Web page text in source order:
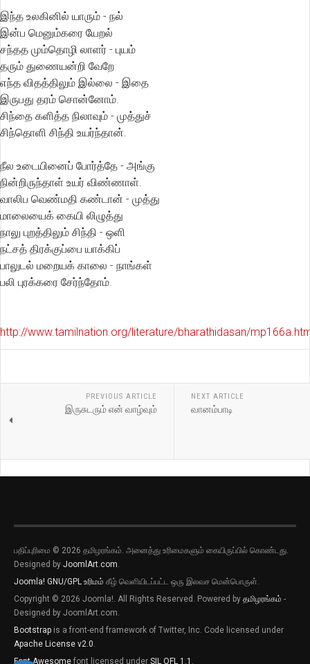
இந்த உலகினில் யாரும் - நல்
இன்ப மெனும்கரை யேறல்
சந்தத மும்தொழி லாளர் - புயம்
தரும் துணையன்றி வேறே
எந்த விதத்திலும் இல்லை - இதை
இருபது தரம் சொன்னோம்.
சிந்தை களித்த நிலாவும் - முத்துச்
சிந்தொளி சிந்தி உயர்ந்தான்.
நீல உடையினைப் போர்த்தே - அங்கு
நின்றிருந்தாள் உயர் விண்ணாள்.
வாலிப வெண்மதி கண்டான் - முத்து
மாலையைக் கையி லிழுத்து
நாலு புறத்திலும் சிந்தி - ஒளி
நட்சத் திரக்குப்பை யாக்கிப்
பாலுடல் மறையக் காலை - நாங்கள்
பலி புரக்கரை சேர்ந்தோம்.
http://www.tamilnation.org/literature/bharathidasan/
PREVIOUS ARTICLE
இருசுடரும் என் வாழ்வும்
NEXT ARTICLE
வானம்பாடி
பதிப்புரிமை © 2026 தமிழரங்கம். அனைத்து உரிமைகளும் கையிருப்பில் கொண்டது.
Designed by JoomlArt.com.
Joomla! GNU/GPL உரிமம் கீழ் வெளியிடப்பட்ட ஒரு இலவச மென்பொருள்.
Copyright © 2026 Joomla!. All Rights Reserved. Powered by தமிழரங்கம் -
Designed by JoomlArt.com.
Bootstrap is a front-end framework of Twitter, Inc. Code licensed under
Apache License v2.0.
Font Awesome font licensed under SIL OFL 1.1 .